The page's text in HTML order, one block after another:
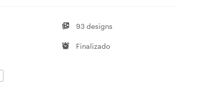
93 designs
Finalizado